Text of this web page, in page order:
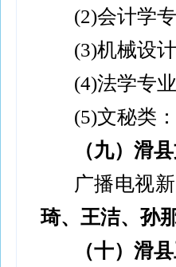
(2)会计学
(3)机械设
(4)法学专业
(5)文秘类：
（九）滑
广播电视
琦、王洁、孙
（十）滑